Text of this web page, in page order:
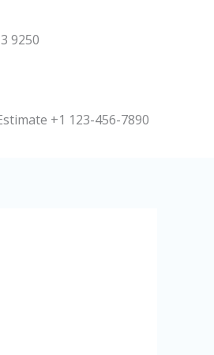
9250
+1 123-456-7890